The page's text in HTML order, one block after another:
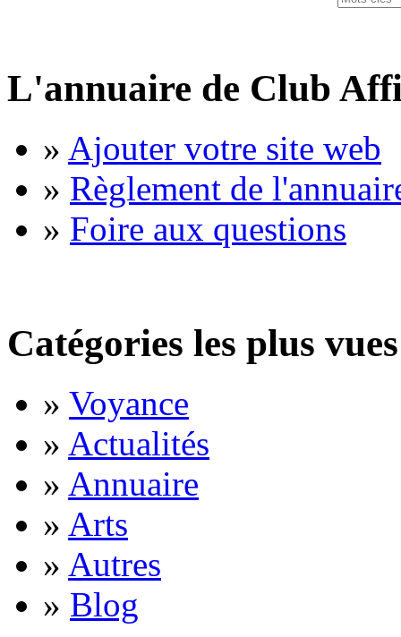
L'annuaire de Club
» Ajouter votre site web
» Règlement de
» Foire aux questions
Catégories les plus vues
» Voyance
» Actualités
» Annuaire
» Arts
» Autres
» Blog